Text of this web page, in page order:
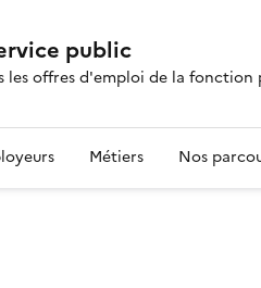
public
les offres d'emploi de la fonction
Métiers Nos